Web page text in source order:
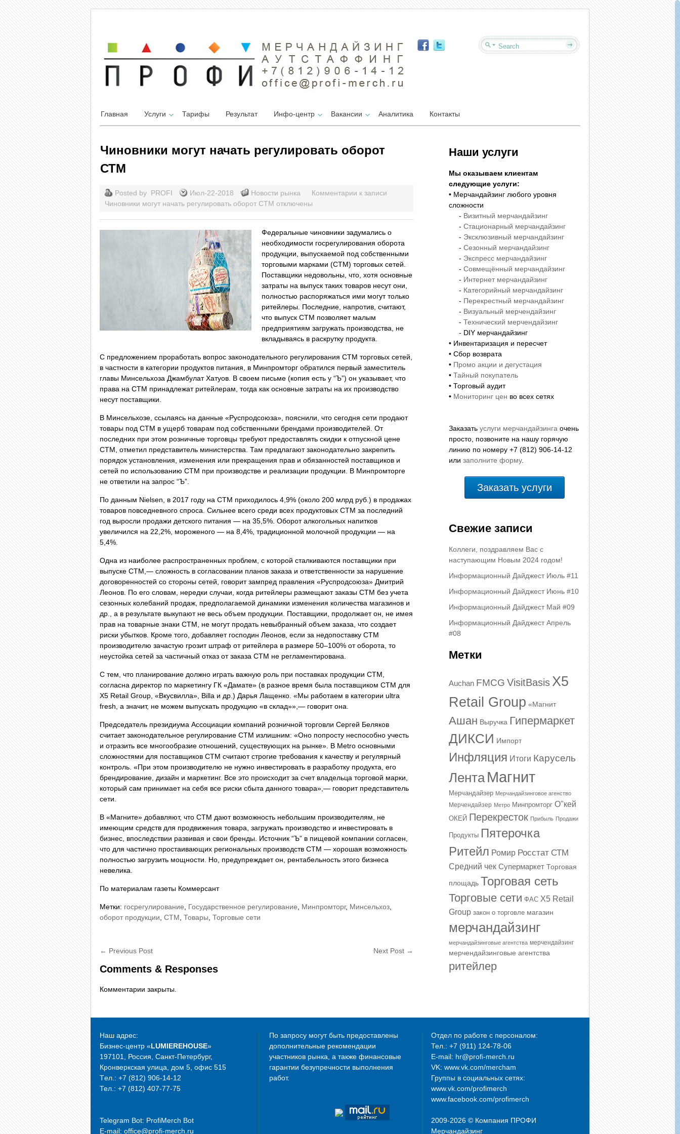
Главная Услуги Тарифы Результат Инфо-центр Вакансии Аналитика Контакты
Чиновники могут начать регулировать оборот
СТМ
Posted by PROFI Июл-22-2018 Новости рынка Комментарии к записи
Чиновники могут начать регулировать оборот СТМ отключены
Федеральные чиновники задумались о
необходимости госрегулирования оборота
продукции, выпускаемой под собственными
торговыми марками (СТМ) торговых сетей.
Поставщики недовольны, что, хотя основные
затраты на выпуск таких товаров несут они,
полностью распоряжаться ими могут только
ритейлеры. Последние, напротив, считают,
что выпуск СТМ позволяет малым
предприятиям загружать производства, не
вкладываясь в раскрутку продукта.
С предложением проработать вопрос законодательного регулирования СТМ торговых сетей,
в частности в категории продуктов питания, в Минпромторг обратился первый заместитель
главы Минсельхоза Джамбулат Хатуов. В своем письме (копия есть у “Ъ”) он указывает, что
права на СТМ принадлежат ритейлерам, тогда как основные затраты на их производство
несут поставщики.
В Минсельхозе, ссылаясь на данные «Руспродсоюза», пояснили, что сегодня сети продают
товары под СТМ в ущерб товарам под собственными брендами производителей. От
последних при этом розничные торговцы требуют предоставлять скидки к отпускной цене
СТМ, отметил представитель министерства. Там предлагают законодательно закрепить
порядок установления, изменения или прекращения прав и обязанностей поставщиков и
сетей по использованию СТМ при производстве и реализации продукции. В Минпромторге
не ответили на запрос “Ъ”.
По данным Nielsen, в 2017 году на СТМ приходилось 4,9% (около 200 млрд руб.) в продажах
товаров повседневного спроса. Сильнее всего среди всех продуктовых СТМ за последний
год выросли продажи детского питания — на 35,5%. Оборот алкогольных напитков
увеличился на 22,2%, мороженого — на 8,4%, традиционной молочной продукции — на
5,4%.
Одна из наиболее распространенных проблем, с которой сталкиваются поставщики при
выпуске СТМ,— сложность в согласовании планов заказа и ответственности за нарушение
договоренностей со стороны сетей, говорит зампред правления «Руспродсоюза» Дмитрий
Леонов. По его словам, нередки случаи, когда ритейлеры размещают заказы СТМ без учета
сезонных колебаний продаж, предполагаемой динамики изменения количества магазинов и
др., а в результате выкупают не весь объем продукции. Поставщики, продолжает он, не имея
прав на товарные знаки СТМ, не могут продать невыбранный объем заказа, что создает
риски убытков. Кроме того, добавляет господин Леонов, если за недопоставку СТМ
производителю зачастую грозит штраф от ритейлера в размере 50–100% от оборота, то
неустойка сетей за частичный отказ от заказа СТМ не регламентирована.
С тем, что планирование должно играть важную роль при поставках продукции СТМ,
согласна директор по маркетингу ГК «Дамате» (в разное время была поставщиком СТМ для
X5 Retail Group, «Вкусвилла», Billa и др.) Дарья Лащенко. «Мы работаем в категории ultra
fresh, а значит, не можем выпускать продукцию «в склад»»,— говорит она.
Председатель президиума Ассоциации компаний розничной торговли Сергей Беляков
считает законодательное регулирование СТМ излишним: «Оно попросту неспособно учесть
и отразить все многообразие отношений, существующих на рынке». В Metro основными
сложностями для поставщиков СТМ считают строгие требования к качеству и регулярный
контроль. «При этом производителю не нужно инвестировать в разработку продукта, его
брендирование, дизайн и маркетинг. Все это происходит за счет владельца торговой марки,
который сам принимает на себя все риски сбыта данного товара»,— говорит представитель
сети.
В «Магните» добавляют, что СТМ дают возможность небольшим производителям, не
имеющим средств для продвижения товара, загружать производство и инвестировать в
бизнес, впоследствии развивая и свои бренды. Источник “Ъ” в пищевой компании согласен,
что для частично простаивающих региональных производств СТМ — хорошая возможность
полностью загрузить мощности. Но, предупреждает он, рентабельность этого бизнеса
невелика.
По материалам газеты Коммерсант
Метки: госрегулирование Государственное регулирование Минпромторг, Минсельхоз
оборот продукции СТМ Товары Торговые сети
← Previous Post Next Post →
Comments & Responses
Комментарии закрыты.
Наши услуги
Мы оказываем клиентам
следующие услуги:
• Мерчандайзинг любого уровня
сложности
- Визитный мерчандайзинг
- Стационарный мерчандайзинг
- Эксклюзивный мерчандайзинг
- Сезонный мерчандайзинг
- Экспресс мерчандайзинг
- Совмещённый мерчандайзинг
- Интернет мерчандайзинг
- Категорийный мерчандайзинг
- Перекрестный мерчандайзинг
- Визуальный мерчендайзинг
- Технический мерчендайзинг
- DIY мерчандайзинг
• Инвентаризация и пересчет
• Сбор возврата
• Промо акции и дегустация
• Тайный покупатель
• Торговый аудит
• Мониторинг цен во всех сетях
Заказать услуги мерчандайзинга очень
просто, позвоните на нашу горячую
линию по номеру +7 (812) 906-14-12
или заполните форму.
Заказать услуги
Свежие записи
Коллеги, поздравляем Вас с
наступающим Новым 2024 годом!
Информационный Дайджест Июль #11
Информационный Дайджест Июнь #10
Информационный Дайджест Май #09
Информационный Дайджест Апрель
#08
Метки
Auchan FMCG VisitBasis X5
Retail Group «Магнит
Ашан Выручка Гипермаркет
ДИКСИ Импорт
Инфляция Итоги Карусель
Лента Магнит
Мерчандайзер Мерчандайзинговое агенство
Мерчендайзер Метро Минпромторг О"кей
ОКЕЙ Перекресток Прибыль Продажи
Продукты Пятерочка
Ритейл Ромир Росстат СТМ
Средний чек Супермаркет Торговая
площадь Торговая сеть
Торговые сети ФАС Х5 Retail
Group закон о торговле магазин
мерчандайзинг
мерчандайзинговые агентства мерчендайзинг
мерчендайзинговые агентства
ритейлер
Наш адрес:
Бизнес-центр «LUMIEREHOUSE»
197101, Россия, Санкт-Петербург,
Кронверкская улица, дом 5, офис 515
Tел.: +7 (812) 906-14-12
Тел.: +7 (812) 407-77-75
Telegram Bot: ProfiMerch Bot
E-mail: office@profi-merch.ru
По запросу могут быть предоставлены
дополнительные рекомендации
участников рынка, а также финансовые
гарантии безупречности выполнения
работ.
Отдел по работе с персоналом:
Тел.: +7 (911) 124-78-06
E-mail: hr@profi-merch.ru
VK: www.vk.com/mercham
Группы в социальных сетях:
www.vk.com/profimerch
www.facebook.com/profimerch
2009-2026 © Компания ПРОФИ
Мерчандайзинг